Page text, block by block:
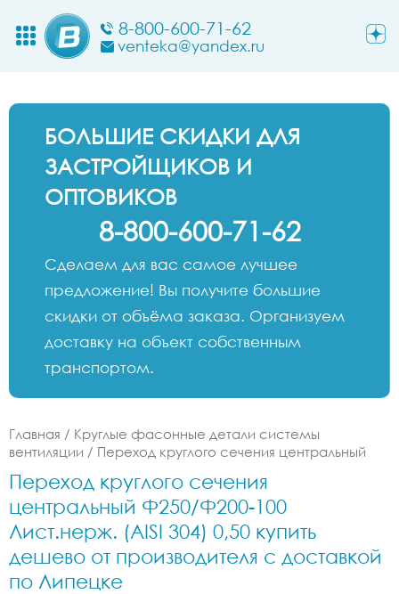
8-800-600-71-62
venteka@yandex.ru
БОЛЬШИЕ СКИДКИ ДЛЯ
ЗАСТРОЙЩИКОВ И
ОПТОВИКОВ
8-800-600-71-62
Сделаем для вас самое лучшее
предложение! Вы получите большие
скидки от объёма заказа. Организуем
доставку на объект собственным
транспортом.
Главная / Круглые фасонные детали системы
вентиляции / Переход круглого сечения центральный
Переход круглого сечения
центральный Ф250/Ф200-100
Лист.нерж. (AISI 304) 0,50 купить
дешево от производителя с доставкой
по Липецке